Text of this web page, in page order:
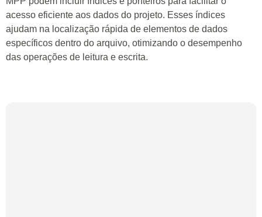
acesso eficiente aos dados do projeto. Esses índices
ajudam na localização rápida de elementos de dados
específicos dentro do arquivo, otimizando o desempenho
das operações de leitura e escrita.